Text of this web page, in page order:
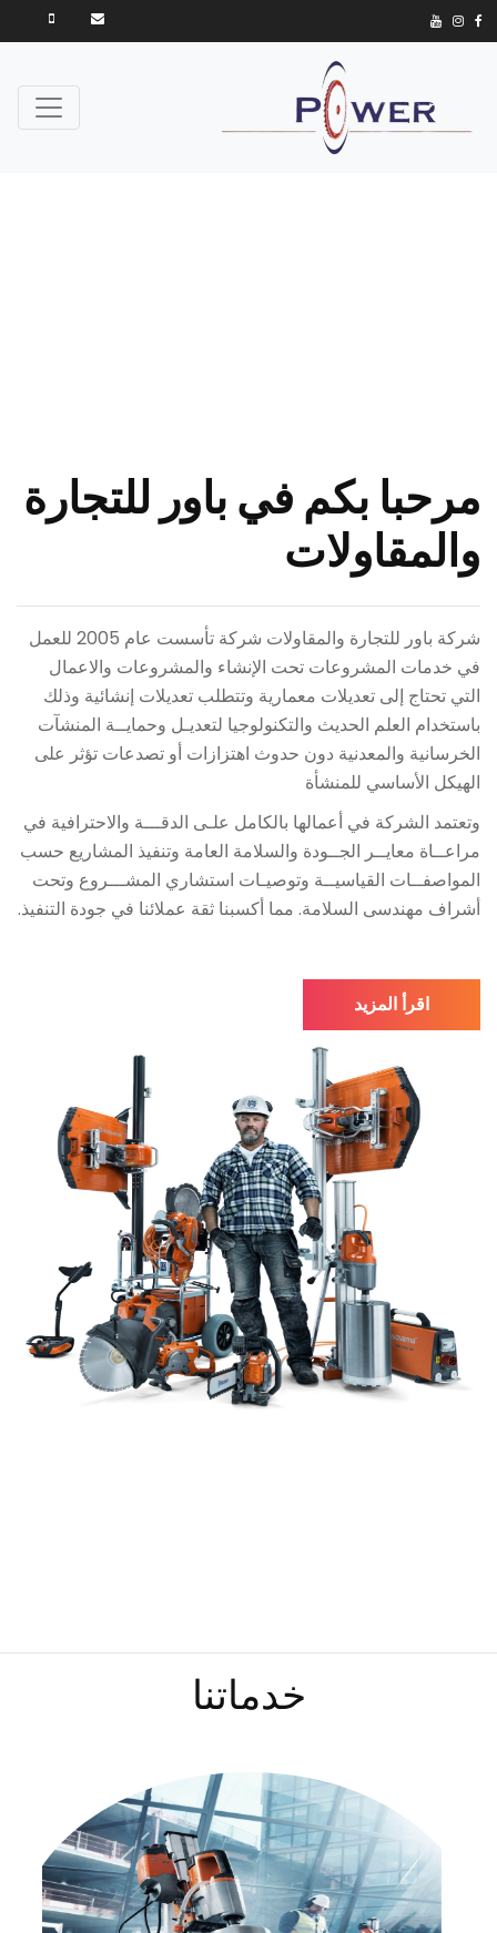
مرحبا بكم في باور للتجارة
والمقاولات
شركة باور للتجارة والمقاولات شركة تأسست عام 2005 للعمل
في خدمات المشروعات تحت الإنشاء والمشروعات والاعمال
التي تحتاج إلى تعديلات معمارية وتتطلب تعديلات إنشائية وذلك
باستخدام العلم الحديث والتكنولوجيا لتعديـل وحمايــة المنشآت
الخرسانية والمعدنية دون حدوث اهتزازات أو تصدعات تؤثر على
الهيكل الأساسي للمنشأة
وتعتمد الشركة في أعمالها بالكامل علـى الدقـــة والاحترافية في
مراعــاة معايــر الجــودة والسلامة العامة وتنفيذ المشاريع حسب
المواصفــات القياسيــة وتوصيـات استشاري المشـــروع وتحت
أشراف مهندسى السلامة. مما أكسبنا ثقة عملائنا في جودة التنفيذ.
اقرأ المزيد
خدماتنا